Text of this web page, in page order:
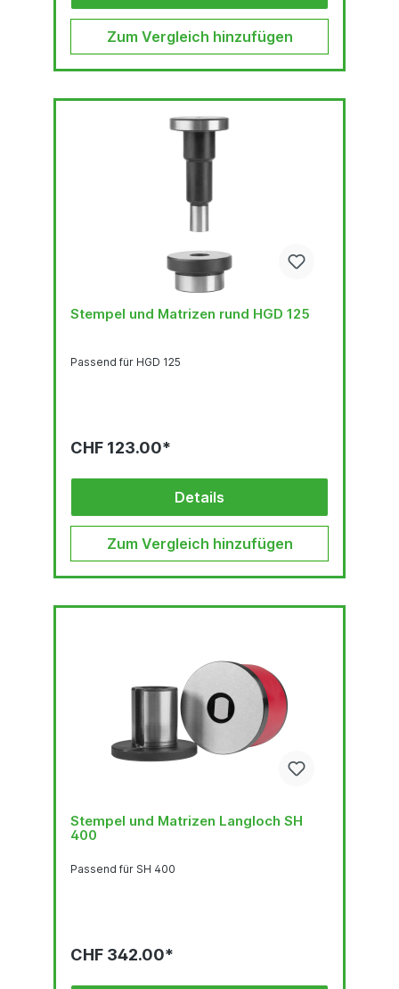
Zum Vergleich hinzufügen
Stempel und Matrizen rund HGD 125
Passend für HGD 125
CHF 123.00*
Details
Zum Vergleich hinzufügen
Stempel und Matrizen Langloch SH
400
Passend für SH 400
CHF 342.00*